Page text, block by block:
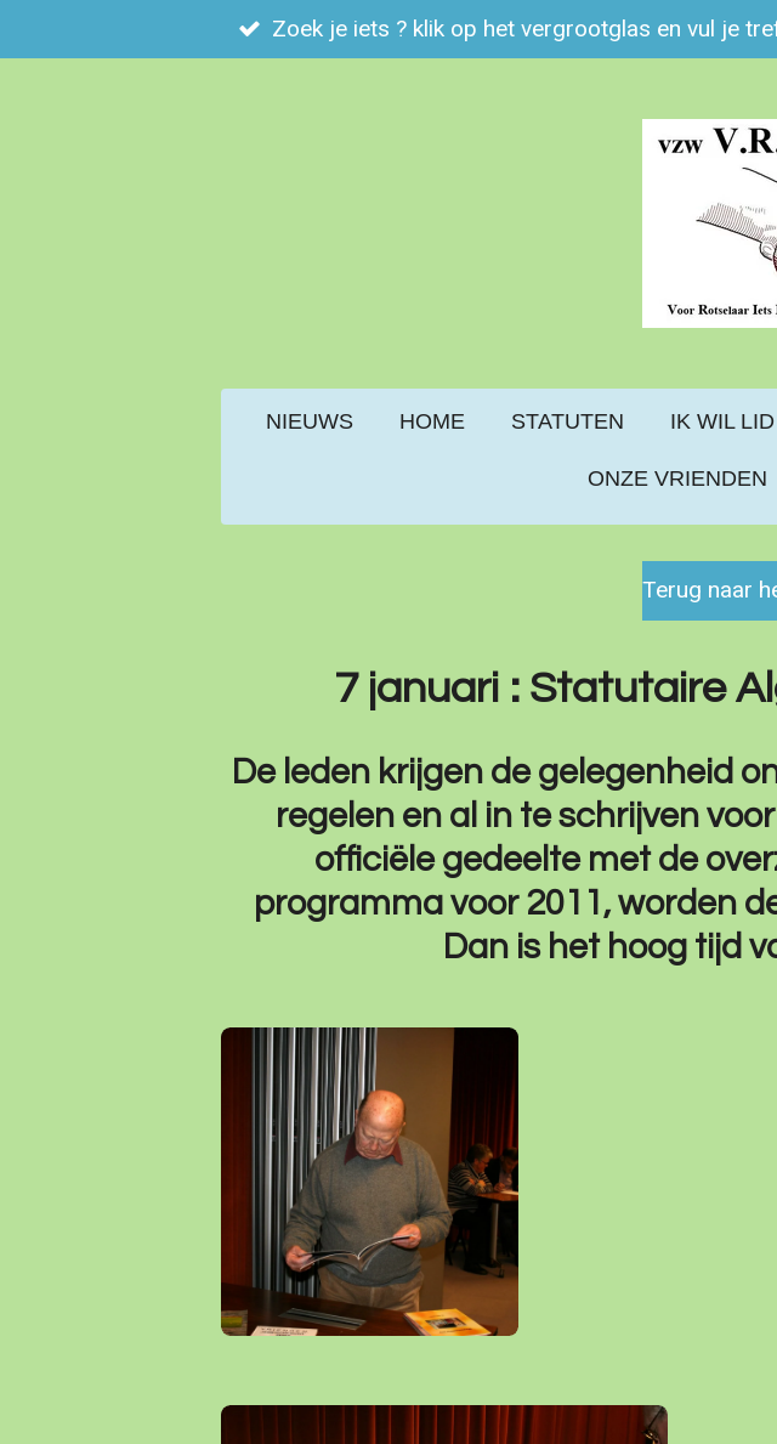
direct
Zoek je iets ? klik op het vergrootglas en vul je
NIEUWS HOME STATUTEN IK WIL
ONZE VRIENDEN
Terug naar
7 januari : Statutaire
De leden krijgen de gelegenheid
regelen en al in te schrijven
officiële gedeelte met de
programma voor 2011, worden
Dan is het hoog tijd